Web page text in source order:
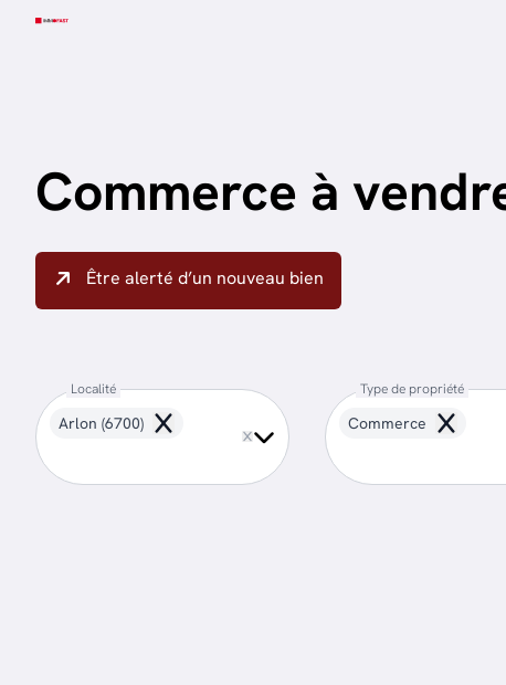
Commerce à
Être alerté d’un nouveau bien
Localité
Arlon (6700) Remove
Type de propriété
Commerce Remove